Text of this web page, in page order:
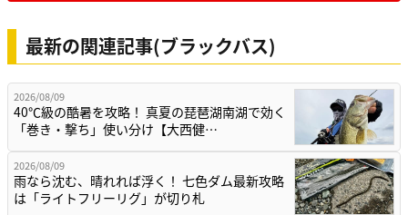
最新の関連記事(ブラックバス)
2026/08/09
40℃級の酷暑を攻略！ 真夏の琵琶湖南湖で効く
「巻き・撃ち」使い分け【大西健…
2026/08/09
雨なら沈む、晴れれば浮く！ 七色ダム最新攻略
は「ライトフリーリグ」が切り札